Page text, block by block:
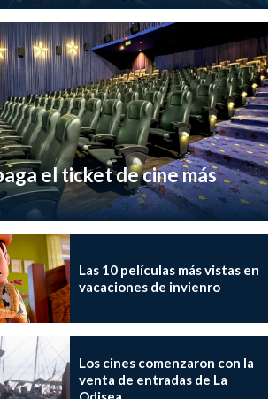
el ticket de cine más
Las 10 películas más vistas en
vacaciones de invienro
Los cines comenzaron con la
venta de entradas de La